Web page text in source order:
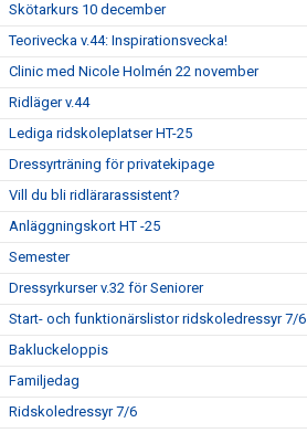
Skötarkurs 10 december
Teorivecka v.44: Inspirationsvecka!
Clinic med Nicole Holmén 22 november
Ridläger v.44
Lediga ridskoleplatser HT-25
Dressyrträning för privatekipage
Vill du bli ridlärarassistent?
Anläggningskort HT -25
Semester
Dressyrkurser v.32 för Seniorer
Start- och funktionärslistor ridskoledressyr 7/6
Bakluckeloppis
Familjedag
Ridskoledressyr 7/6